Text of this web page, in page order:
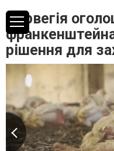
Норвегія
рішення для